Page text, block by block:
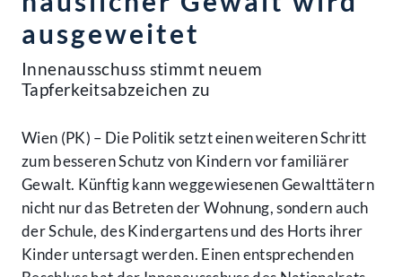
ausgeweitet
Innenausschuss stimmt neuem
Tapferkeitsabzeichen zu
Wien (PK) – Die Politik setzt einen weiteren Schritt
zum besseren Schutz von Kindern vor familiärer
Gewalt. Künftig kann weggewiesenen Gewalttätern
nicht nur das Betreten der Wohnung, sondern auch
der Schule, des Kindergartens und des Horts ihrer
Kinder untersagt werden. Einen entsprechenden